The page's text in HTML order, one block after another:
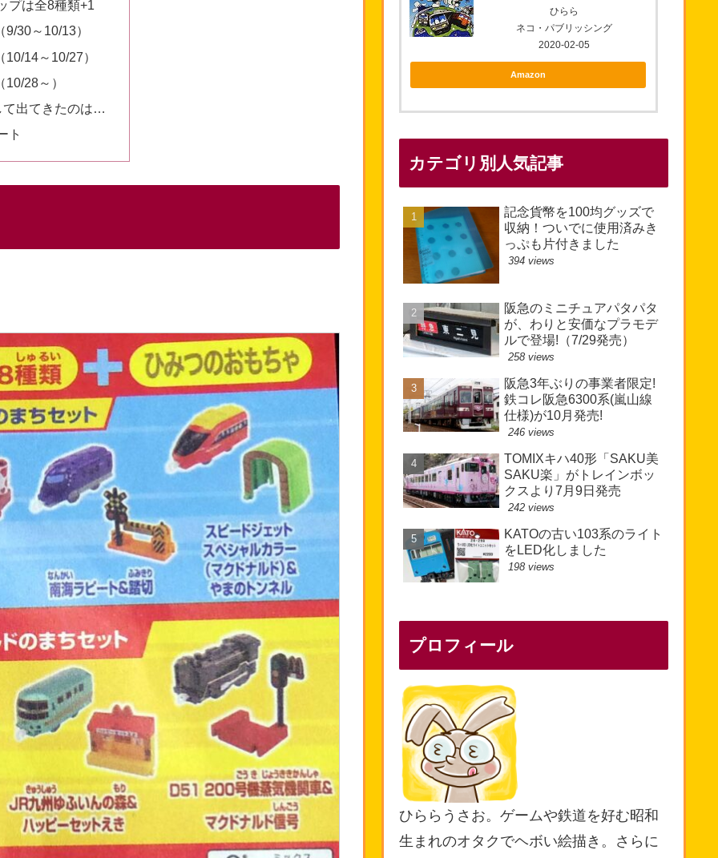
プは全8種類+1
9/30～10/13）
10/14～10/27）
28～）
て出てきたのは…
ト
ひらら
ネコ・パブリッシング
2020-02-05
Amazon
カテゴリ別人気記事
記念貨幣を100均グッズで
収納！ついでに使用済みき
っぷも片付きました
394 views
阪急のミニチュアパタパタ
が、わりと安価なプラモデ
ルで登場!（7/29発売）
258 views
阪急3年ぶりの事業者限定!
鉄コレ阪急6300系(嵐山線
仕様)が10月発売!
246 views
TOMIXキハ40形「SAKU美
SAKU楽」がトレインボッ
クスより7月9日発売
242 views
KATOの古い103系のライト
をLED化しました
198 views
プロフィール
ひららうさお。ゲームや鉄道を好む昭和
生まれのオタクでヘボい絵描き。さらに